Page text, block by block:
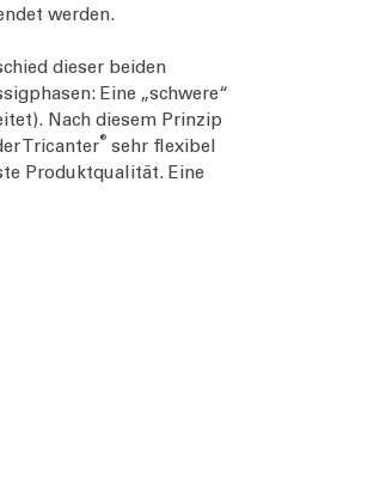
werden.
dieser beiden
Eine „schwere“
Nach diesem Prinzip
Tricanter® sehr flexibel
Produktqualität. Eine